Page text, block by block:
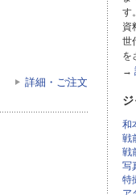
詳細・ご注文
す
資
世
を
→
和
戦
戦
写
特